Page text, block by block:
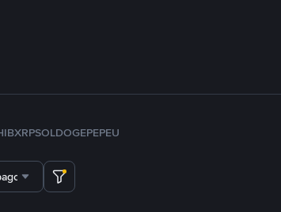
XRPSOLDOGEPEPEU